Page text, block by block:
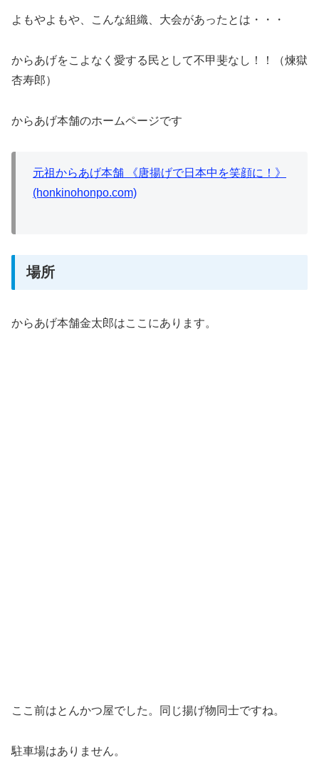
よもやよもや、こんな組織、大会があったとは・・・
からあげをこよなく愛する民として不甲斐なし！！（煉獄
杏寿郎）
からあげ本舗のホームページです
元祖からあげ本舗 《唐揚げで日本中を笑顔に！》
(honkinohonpo.com)
場所
からあげ本舗金太郎はここにあります。
ここ前はとんかつ屋でした。同じ揚げ物同士ですね。
駐車場はありません。